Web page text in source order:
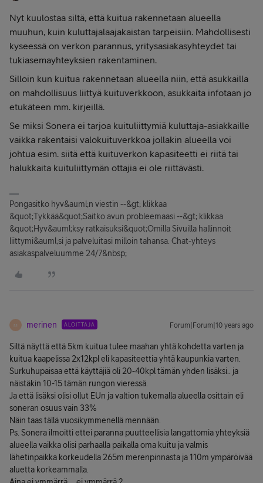
Nyt kuulostaa siltä, että kuitua rakennetaan alueella
muuhun, kuin kuluttajalaajakaistan tarpeisiin. Mahdollisesti
kyseessä on verkon parannus, yritysasiakasyhteydet tai
tukiasemayhteyksien rakentaminen.
Silloin kun kuitua rakennetaan alueella niin, että asukkailla
on mahdollisuus liittyä kuituverkkoon, asukkaita infotaan jo
etukäteen mm. kirjeillä.
Se miksi Sonera ei tarjoa kuituliittymiä kuluttaja-asiakkaille
vaikka rakentaisi valokuituverkkoa jollakin alueella voi
johtua esim. siitä että kuituverkon kapasiteetti ei riitä tai
halukkaita kuituliittymän ottajia ei ole riittävästi.
Pongasitko hyv&auml;n viestin --&gt; klikkaa
&quot;Tykkää&quot;Saitko avun probleemaasi --&gt; klikkaa
&quot;Hyv&auml;ksy ratkaisuksi&quot;Omilla Sivuilla hallinnoit
liittymi&auml;si ja palveluitasi milloin tahansa. Chat-yhteys
asiakaspalveluumme 24/7&nbsp;
M merinen ALOITTAJA Forum|Forum|10 years ago
Siltä näyttä että 5km kuitua tulee maahan yhtä kohdetta varten ja
kuitua kaapelissa 2x12kpl eli kapasiteettia yhtä kaupunkia varten.
Surkuhupaisaa että käyttäjiä oli 20-40kpl tämän yhden lisäksi.. ja
näistäkin 10-15 tämän rungon vieressä.
Ja että lisäksi olisi ollut EUn ja valtion tukemalla alueella osittain eli
soneran osuus vain 33%
Näin taas tällä vuosikymmenellä mennään.
Ps. Sonera ilmoitti ettei paranna puutteellisia langattomia yhteyksiä
alueella vaikka olisi parhaalla paikalla oma kuitu ja valmis
lähetinpaikka korkeudella 265m merenpinnasta ja 110m ympäröivää
aluetta korkeammalla.